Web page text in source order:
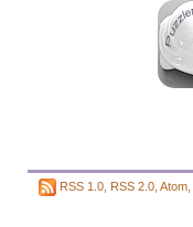
RSS 1.0 RSS 2.0 Atom